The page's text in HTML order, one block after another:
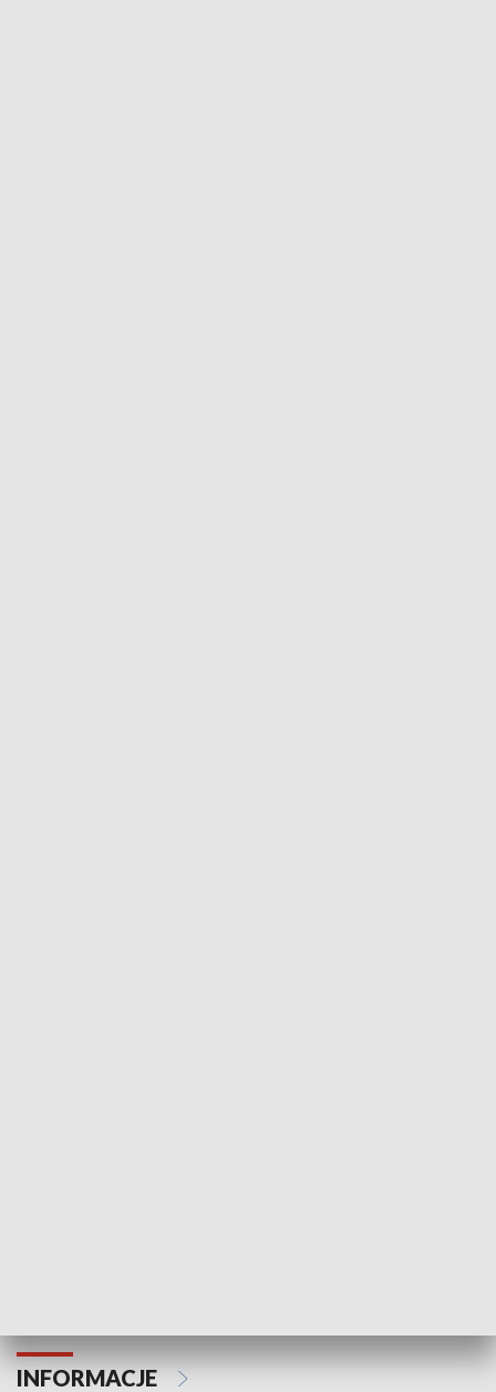
INFORMACJE